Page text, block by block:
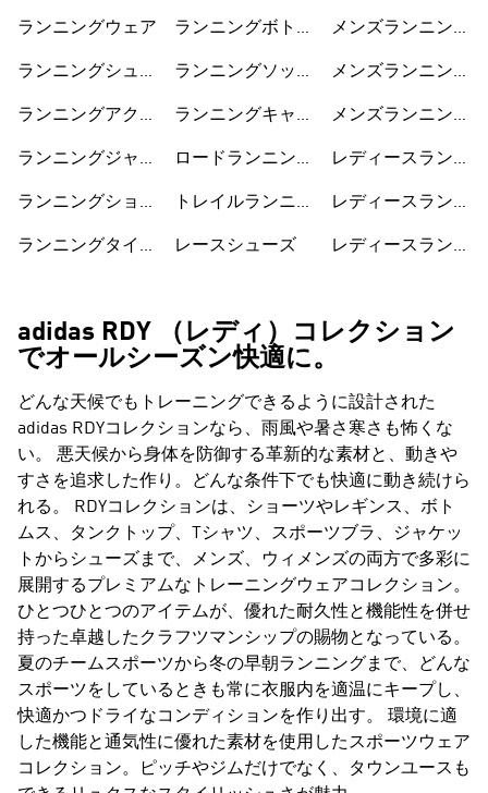
ランニングウェア
ランニングシュー
ランニングアクセ
ランニングジャケ
ランニングショー
ランニングタイ
ランニングボトム
ランニングソック
ランニングキャッ
ロードランニング
トレイルランニン
レースシューズ
メンズランニング
メンズランニング
メンズランニング
レディースランニ
レディースランニ
ツ
レディースランニ
adidas RDY （レディ）コレクション
でオールシーズン快適に。
どんな天候でもトレーニングできるように設計された
adidas RDYコレクションなら、雨風や暑さ寒さも怖くな
い。 悪天候から身体を防御する革新的な素材と、動きや
すさを追求した作り。どんな条件下でも快適に動き続けら
れる。 RDYコレクションは、ショーツやレギンス、ボト
ムス、タンクトップ、Tシャツ、スポーツブラ、ジャケッ
トからシューズまで、
メンズ、 ウィメンズの両方で多彩に
展開するプレミアムなトレーニングウェアコレクション。
ひとつひとつのアイテムが、優れた耐久性と機能性を併せ
持った卓越したクラフツマンシップの賜物となっている。
夏のチームスポーツから冬の早朝ランニングまで、どんな
スポーツをしているときも常に衣服内を適温にキープし、
快適かつドライなコンディションを作り出す。 環境に適
した機能と通気性に優れた素材を使用したスポーツウェア
コレクション。ピッチやジムだけでなく、タウンユースも